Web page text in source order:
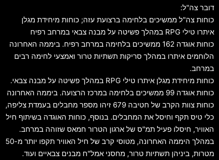
דובר צה"ל:
כוחות צה"ל ממשיכים בלחימה ברצועת עזה; כוחות מיחידת מגלן
איתרו טילי RPG במהלך פשיטה על מבנה צבאי במרחב רפיח
כוחות אוגדה 162 ממשיכים בלחימה במרחב רפיח. ביממה האחרונה
הלוחמים איתרו במהלך סריקות תשתיות טרור ואמצעי לחימה רבים
במרחב.
כוחות מיחידת מגלן איתרו טילי RPG במהלך פשיטה על מבנה צבאי.
כוחות אוגדה 99 ממשיכים בלחימה במרכז הרצועה. ביממה האחרונה
כוחות צוות הקרב של חטיבה 679 זיהו מספר מחבלים בעמדת צליפה,
כלי טיס תקף וחיסל את המחבלים. בנוסף, כוחות האוגדה בשיתוף חיל
האוויר, חיסלו פעיל תמ"ס של ארגון הטרור חמאס שזוהה במרחב.
במהלך היממה האחרונה, מטוסי קרב של חיל האוויר תקפו יותר מ-50
מטרות, ביניהן תשתיות טרור, מחסני אמל"ח מבנים צבאיים ועוד.